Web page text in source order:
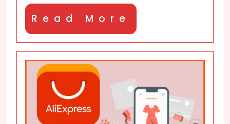
Read More
More